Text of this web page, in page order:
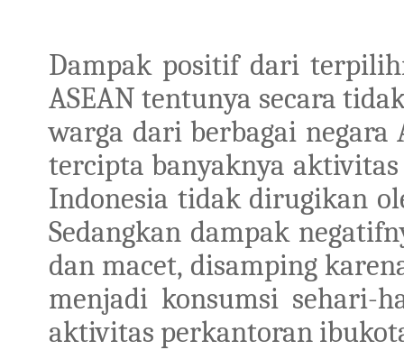
Dampak positif dari
ASEAN tentunya secara
warga dari berbagai negara
tercipta banyaknya
Indonesia tidak dirugikan
Sedangkan dampak
dan macet, disamping
menjadi konsumsi sehari-
aktivitas perkantoran